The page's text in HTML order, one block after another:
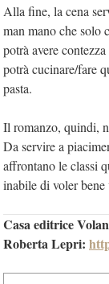
Alla fine, la cena
man mano che solo
potrà avere
potrà cucinare/fare
pasta.
Il romanzo, quindi,
Da servire a
affrontano le classi
inabile di voler
Casa editrice
Roberta Lepri: